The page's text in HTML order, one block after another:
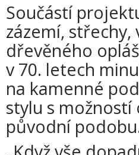
Součástí
zázemí,
dřevěného
v 70. letech
na kamenné
stylu s
původní